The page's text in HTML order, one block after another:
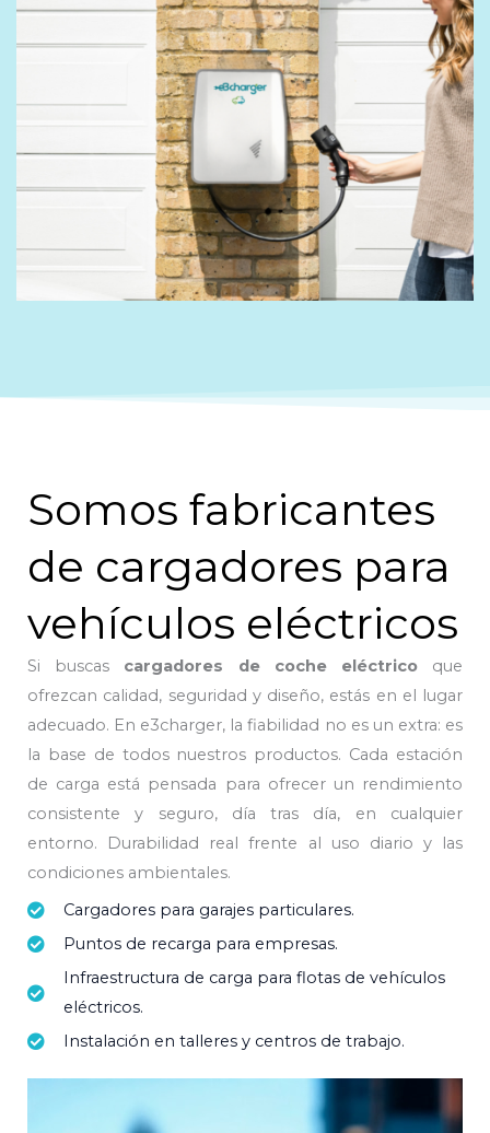
Somos fabricantes
de cargadores para
vehículos eléctricos
Si buscas cargadores de coche eléctricoque
ofrezcan calidad, seguridad y diseño, estás en el lugar
adecuado. En e3charger, la fiabilidad no es un extra: es
la base de todos nuestros productos. Cada estación
de carga está pensada para ofrecer un rendimiento
consistente y seguro, día tras día, en cualquier
entorno. Durabilidad real frente al uso diario y las
condiciones ambientales.
Cargadores para garajes particulares.
Puntos de recarga para empresas.
Infraestructura de carga para flotas de vehículos
eléctricos.
Instalación en talleres y centros de trabajo.